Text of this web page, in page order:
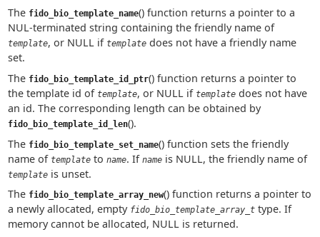
The fido_bio_template_name() function returns a pointer to a
NUL-terminated string containing the friendly name of
template, or NULL if templatedoes not have a friendly name
set.
The fido_bio_template_id_ptr() function returns a pointer to
the template id of template, or NULL if templatedoes not have
an id. The corresponding length can be obtained by
fido_bio_template_id_len().
The fido_bio_template_set_name() function sets the friendly
name of templateto name. If nameis NULL, the friendly name of
templateis unset.
The fido_bio_template_array_new() function returns a pointer to
a newly allocated, empty fido_bio_template_array_ttype. If
memory cannot be allocated, NULL is returned.